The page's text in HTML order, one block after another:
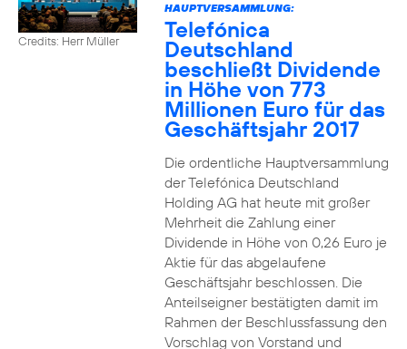
Credits: Herr Müller
HAUPTVERSAMMLUNG:
Telefónica
Deutschland
beschließt Dividende
in Höhe von 773
Millionen Euro für das
Geschäftsjahr 2017
Die ordentliche Hauptversammlung
der Telefónica Deutschland
Holding AG hat heute mit großer
Mehrheit die Zahlung einer
Dividende in Höhe von 0,26 Euro je
Aktie für das abgelaufene
Geschäftsjahr beschlossen. Die
Anteilseigner bestätigten damit im
Rahmen der Beschlussfassung den
Vorschlag von Vorstand und